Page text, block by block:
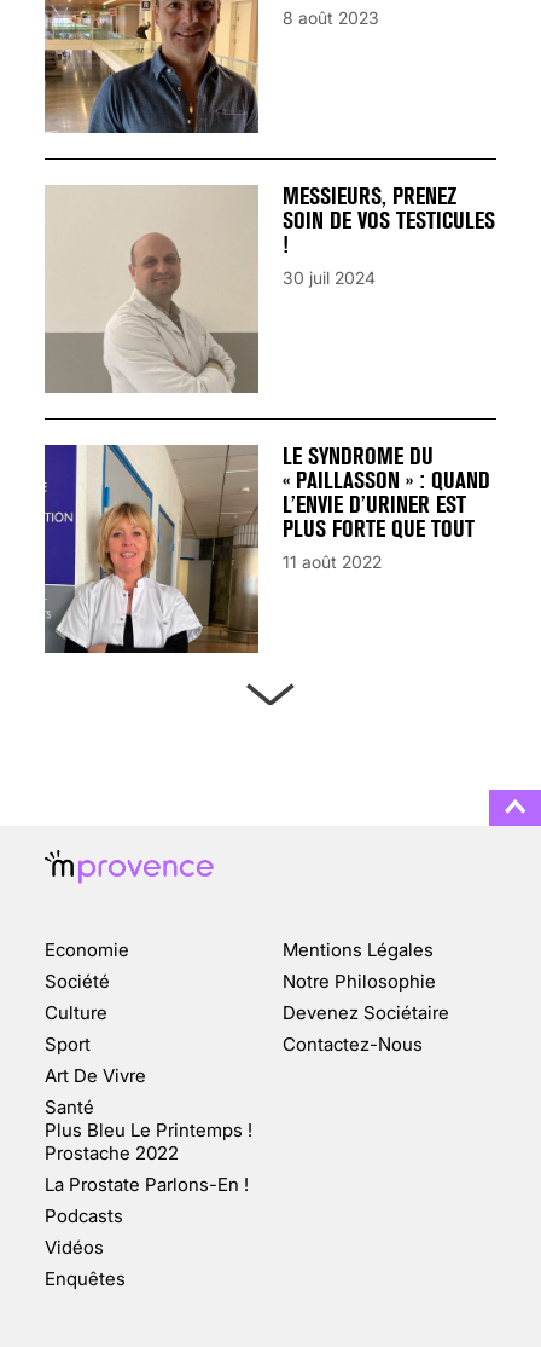
8 août 2023
MESSIEURS, PRENEZ
SOIN DE VOS TESTICULES
!
30 juil 2024
LE SYNDROME DU
« PAILLASSON » : QUAND
L’ENVIE D’URINER EST
PLUS FORTE QUE TOUT
11 août 2022
CHANGEMENT DE SEXE :
DES DEMANDES
TOUJOURS PLUS
NOMBREUSES
Economie
Société
Culture
Sport
Art De Vivre
Santé
Plus Bleu Le Printemps !
Prostache 2022
La Prostate Parlons-En !
Podcasts
Vidéos
Enquêtes
Mentions Légales
Notre Philosophie
Devenez Sociétaire
Contactez-Nous